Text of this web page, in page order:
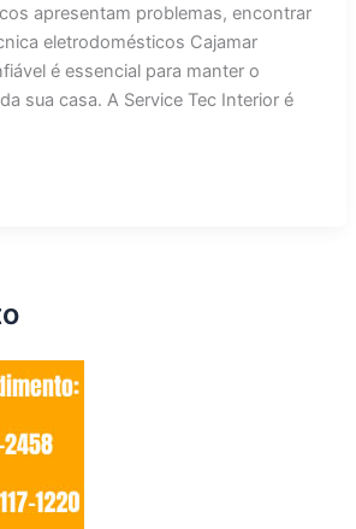
apresentam problemas, encontrar
eletrodomésticos Cajamar
é essencial para manter o
sua casa. A Service Tec Interior é